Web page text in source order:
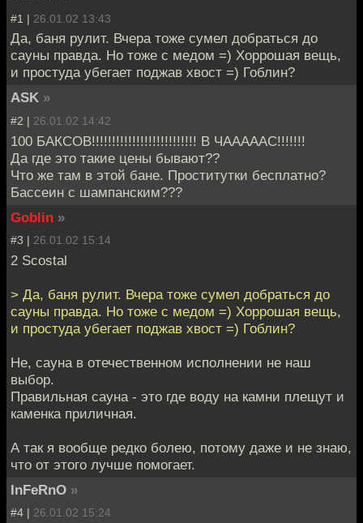
#1 | 26.01.02 13:43
Да, баня рулит. Вчера тоже сумел добраться до
сауны правда. Но тоже с медом =) Хоррошая вещь,
и простуда убегает поджав хвост =) Гоблин?
ASK »
#2 | 26.01.02 14:42
100 БАКСОВ!!!!!!!!!!!!!!!!!!!!!!!!!! В ЧАААААС!!!!!!!
Да где это такие цены бывают??
Что же там в этой бане. Проститутки бесплатно?
Бассеин с шампанским???
Goblin »
#3 | 26.01.02 15:14
2 Scostal
> Да, баня рулит. Вчера тоже сумел добраться до
сауны правда. Но тоже с медом =) Хоррошая вещь,
и простуда убегает поджав хвост =) Гоблин?
Не, сауна в отечественном исполнении не наш
выбор.
Правильная сауна - это где воду на камни плещут и
каменка приличная.
А так я вообще редко болею, потому даже и не знаю,
что от этого лучше помогает.
InFeRnO »
#4 | 26.01.02 15:24